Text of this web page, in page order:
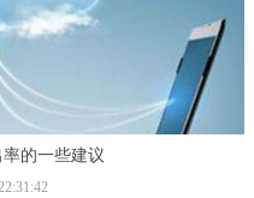
的一些建议